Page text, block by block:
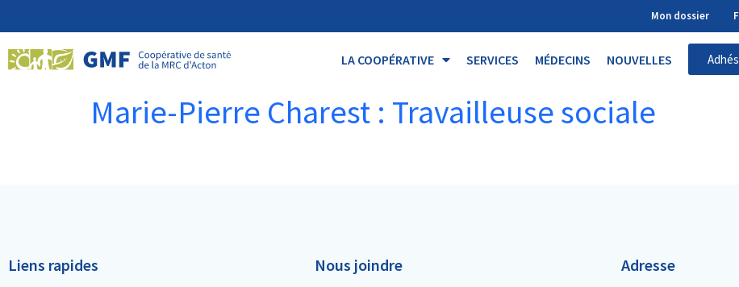
Mon dossier
LA COOPÉRATIVE SERVICES MÉDECINS NOUVELLES
Marie-Pierre Charest : Travailleuse sociale
Liens rapides Nous joindre Adresse